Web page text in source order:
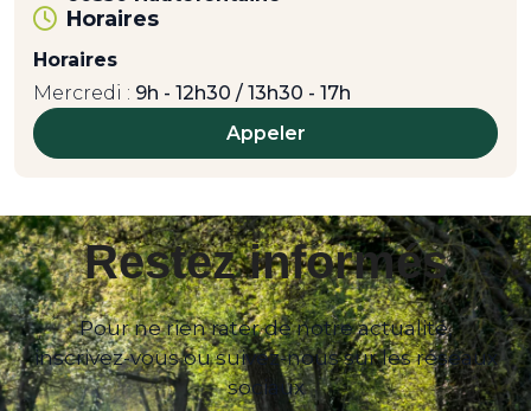
Horaires
Horaires
Mercredi : 9h - 12h30 / 13h30 - 17h
Appeler
Restez informés
Pour ne rien rater de notre actualité,
inscrivez-vous ou suivez-nous sur les réseaux
sociaux